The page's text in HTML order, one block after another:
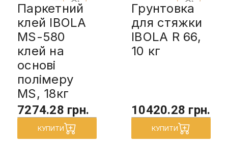
Паркетний
клей IBOLA
MS-580
клей на
основі
полімеру
MS, 18кг
7274.28 грн.
КУПИТИ
Грунтовка
для стяжки
IBOLA R 66,
10 кг
10420.28 грн.
КУПИТИ